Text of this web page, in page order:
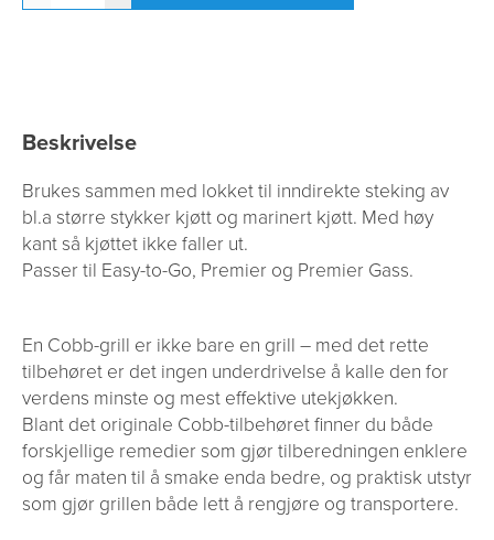
Beskrivelse
Brukes sammen med lokket til inndirekte steking av
bl.a større stykker kjøtt og marinert kjøtt. Med høy
kant så kjøttet ikke faller ut.
Passer til Easy-to-Go, Premier og Premier Gass.
En Cobb-grill er ikke bare en grill – med det rette
tilbehøret er det ingen underdrivelse å kalle den for
verdens minste og mest effektive utekjøkken.
Blant det originale Cobb-tilbehøret finner du både
forskjellige remedier som gjør tilberedningen enklere
og får maten til å smake enda bedre, og praktisk utstyr
som gjør grillen både lett å rengjøre og transportere.